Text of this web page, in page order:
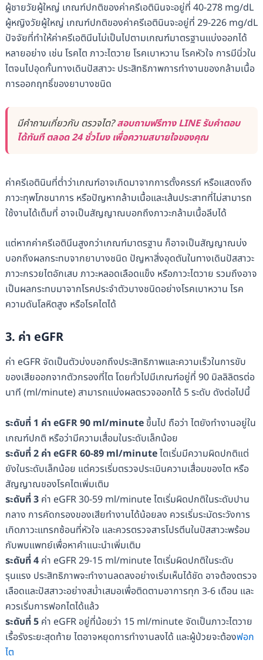
ผู้ชายวัยผู้ใหญ่ เกณฑ์ปกติของค่าครีเอตินินจะอยู่ที่ 40-278 mg/dL
ผู้หญิงวัยผู้ใหญ่ เกณฑ์ปกติของค่าครีเอตินินจะอยู่ที่ 29-226 mg/dL
ปัจจัยที่ทำให้ค่าครีเอตินีนไม่เป็นไปตามเกณฑ์มาตรฐานแบ่งออกได้
หลายอย่าง เช่น โรคไต ภาวะไตวาย โรคเบาหวาน โรคหัวใจ การมีนิ่วใน
ไตจนไปอุดกั้นทางเดินปัสสาวะ ประสิทธิภาพการทำงานของกล้ามเนื้อ
การออกฤทธิ์ของยาบางชนิด
มีคำถามเกี่ยวกับ ตรวจไต?สอบถามฟรีทาง LINE รับคำตอบ
ได้ทันที ตลอด 24 ชั่วโมง เพื่อความสบายใจของคุณ
ค่าครีเอตินินที่ต่ำว่าเกณฑ์อาจเกิดมาจากการตั้งครรภ์ หรือแสดงถึง
ภาวะทุพโภชนาการ หรือปัญหากล้ามเนื้อและเส้นประสาทที่ไม่สามารถ
ใช้งานได้เต็มที่ อาจเป็นสัญญาณบอกถึงภาวะกล้ามเนื้อลีบได้
แต่หากค่าครีเอตินีนสูงกว่าเกณฑ์มาตรฐาน ก็อาจเป็นสัญญาณบ่ง
บอกถึงผลกระทบจากยาบางชนิด ปัญหาสิ่งอุดตันในทางเดินปัสสาวะ
ภาวะกรวยไตอักเสบ ภาวะหลอดเลือดแข็ง หรือภาวะไตวาย รวมถึงอาจ
เป็นผลกระทบมาจากโรคประจำตัวบางชนิดอย่างโรคเบาหวาน โรค
ความดันโลหิตสูง หรือโรคไตได้
3. ค่า eGFR
ค่า eGFR จัดเป็นตัวบ่งบอกถึงประสิทธิภาพและความเร็วในการขับ
ของเสียออกจากตัวกรองที่ไต โดยทั่วไปมีเกณฑ์อยู่ที่ 90 มิลลิลิตรต่อ
นาที (ml/minute) สามารถแบ่งผลตรวจออกได้ 5 ระดับ ดังต่อไปนี้
ระดับที่ 1 ค่า eGFR 90 ml/minuteขึ้นไป ถือว่า ไตยังทำงานอยู่ใน
เกณฑ์ปกติ หรือว่ามีความเสื่อมในระดับเล็กน้อย
ระดับที่ 2 ค่า eGFR 60-89 ml/minuteไตเริ่มมีความผิดปกติแต่
ยังในระดับเล็กน้อย แต่ควรเริ่มตรวจประเมินความเสื่อมของไต หรือ
สัญญาณของโรคไตเพิ่มเติม
ระดับที่ 3 ค่า eGFR 30-59 ml/minute ไตเริ่มผิดปกติในระดับปาน
กลาง การคัดกรองของเสียทำงานได้น้อยลง ควรเริ่มระมัดระวังการ
เกิดภาวะแทรกซ้อนที่หัวใจ และควรตรวจสารโปรตีนในปัสสาวะพร้อม
กับพบแพทย์เพื่อหาคำแนะนำเพิ่มเติม
ระดับที่ 4 ค่า eGFR 29-15 ml/minute ไตเริ่มผิดปกติในระดับ
รุนแรง ประสิทธิภาพจะทำงานลดลงอย่างเริ่มเห็นได้ชัด อาจต้องตรวจ
เลือดและปัสสาวะอย่างสม่ำเสมอเพื่อติดตามอาการทุก 3-6 เดือน และ
ควรเริ่มการฟอกไตได้แล้ว
ระดับที่ 5 ค่า eGFR อยู่ที่น้อยว่า 15 ml/minute จัดเป็นภาวะไตวาย
เรื้อรังระยะสุดท้าย ไตอาจหยุดการทำงานลงได้ และผู้ป่วยจะต้องฟอก
ไต